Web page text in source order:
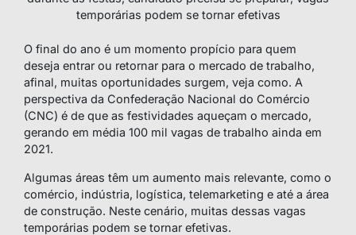
temporárias podem se tornar efetivas
O final do ano é um momento propício para quem
deseja entrar ou retornar para o mercado de trabalho,
afinal, muitas oportunidades surgem, veja como. A
perspectiva da Confederação Nacional do Comércio
(CNC) é de que as festividades aqueçam o mercado,
gerando em média 100 mil vagas de trabalho ainda em
2021.
Algumas áreas têm um aumento mais relevante, como o
comércio, indústria, logística, telemarketing e até a área
de construção. Neste cenário, muitas dessas vagas
temporárias podem se tornar efetivas.